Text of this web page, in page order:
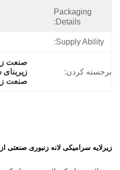
Packaging
Details:
Supply Ability:
برجسته کردن:
صنعت
صنعت
زیرلایه سرامیکی لانه زنبوری صنعتی